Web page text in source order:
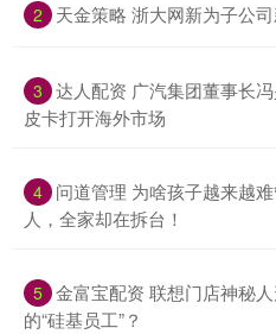
2 天金策略 浙大网新为子公
3 达人配资 广汽集团董事长
皮卡打开海外市场
4 问道管理 为啥孩子越来越
人，全家却在拆台！
5 金富宝配资 联想门店神秘
的“硅基员工”？